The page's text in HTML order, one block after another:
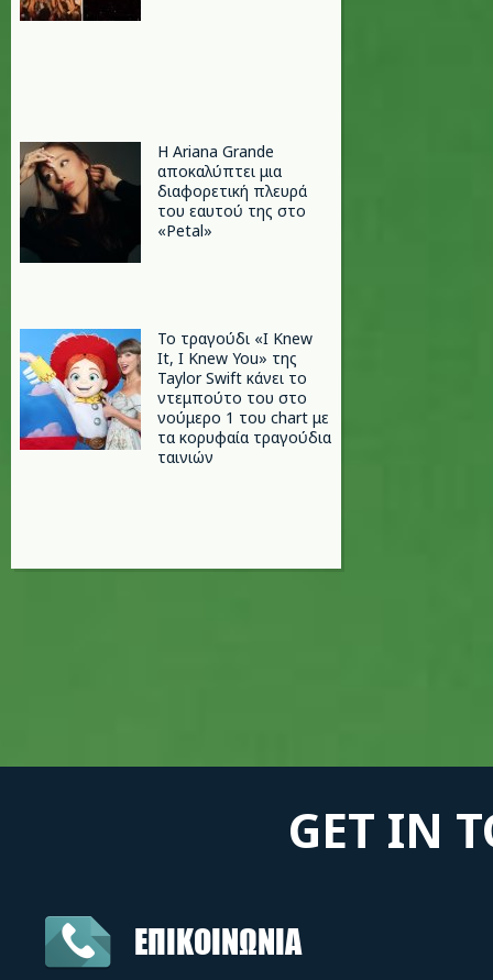
Η Ariana Grande
αποκαλύπτει μια
διαφορετική πλευρά
του εαυτού της στο
«Petal»
Το τραγούδι «I Knew
It, I Knew You» της
Taylor Swift κάνει το
ντεμπούτο του στο
νούμερο 1 του chart με
τα κορυφαία τραγούδια
ταινιών
GET IN
ΕΠΙΚΟΙΝΩΝΙΑ